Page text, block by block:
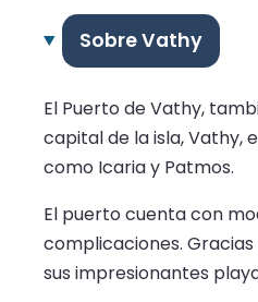
Sobre Vathy
El Puerto de Vathy,
capital de la isla, Vathy,
como Icaria y Patmos.
El puerto cuenta con
complicaciones.
sus impresionantes